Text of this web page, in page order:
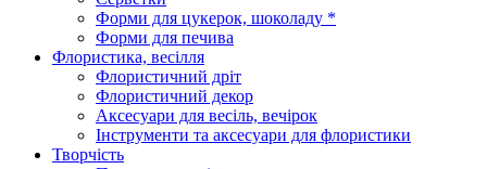
Форми для цукерок, шоколаду *
Форми для печива
Флористика, весілля
Флористичний дріт
Флористичний декор
Аксесуари для весіль, вечірок
Інструменти та аксесуари для флористики
Творчість